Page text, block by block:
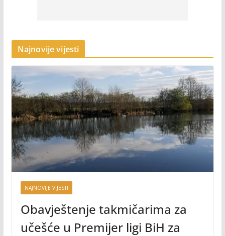
Najnovije vijesti
NAJNOVIJE VIJESTI
Obavještenje takmičarima za
učešće u Premijer ligi BiH za